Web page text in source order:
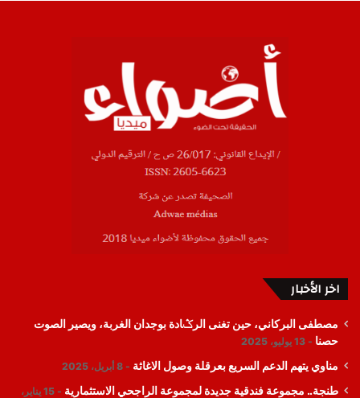
اخر الأخبار
مصطفى البركاني، حين تغنى الرݣادة بوجدان الغربة، ويصير الصوت
حصنا
13 يوليو، 2025
مناوي يتهم الدعم السريع بعرقلة وصول الاغاثة 8 أبريل، 2025
طنجة.. مجموعة فندقية جديدة لمجموعة الراجحي الاستثمارية
15 يناير،